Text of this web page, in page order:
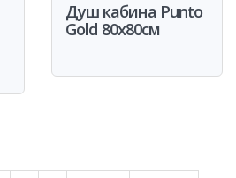
Душ кабина Punto
Gold 80x80см